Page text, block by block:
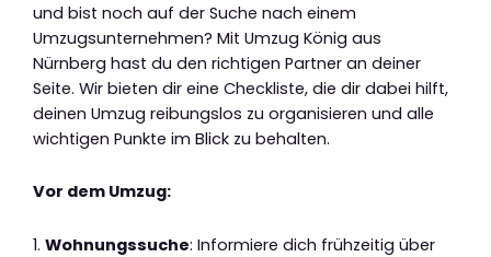
und bist noch auf der Suche nach einem
Umzugsunternehmen? Mit Umzug König aus
Nürnberg hast du den richtigen Partner an deiner
Seite. Wir bieten dir eine Checkliste, die dir dabei hilft,
deinen Umzug reibungslos zu organisieren und alle
wichtigen Punkte im Blick zu behalten.
Vor dem Umzug:
1. Wohnungssuche: Informiere dich frühzeitig über